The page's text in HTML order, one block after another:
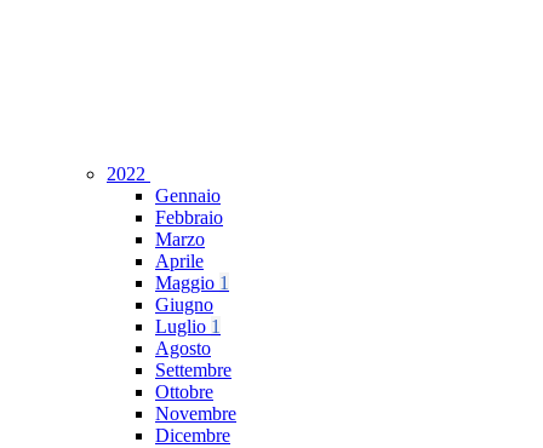
2022
Gennaio
Febbraio
Marzo
Aprile
Maggio 1
Giugno
Luglio 1
Agosto
Settembre
Ottobre
Novembre
Dicembre